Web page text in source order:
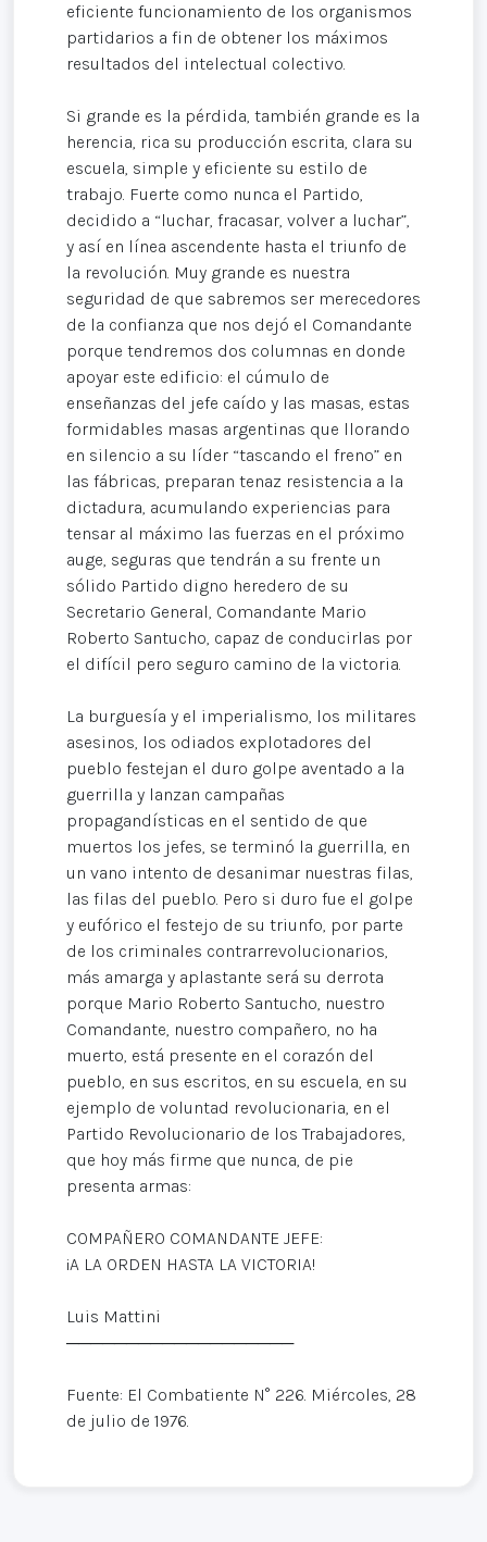
eficiente funcionamiento de los organismos
partidarios a fin de obtener los máximos
resultados del intelectual colectivo.
Si grande es la pérdida, también grande es la
herencia, rica su producción escrita, clara su
escuela, simple y eficiente su estilo de
trabajo. Fuerte como nunca el Partido,
decidido a “luchar, fracasar, volver a luchar”,
y así en línea ascendente hasta el triunfo de
la revolución. Muy grande es nuestra
seguridad de que sabremos ser merecedores
de la confianza que nos dejó el Comandante
porque tendremos dos columnas en donde
apoyar este edificio: el cúmulo de
enseñanzas del jefe caído y las masas, estas
formidables masas argentinas que llorando
en silencio a su líder “tascando el freno” en
las fábricas, preparan tenaz resistencia a la
dictadura, acumulando experiencias para
tensar al máximo las fuerzas en el próximo
auge, seguras que tendrán a su frente un
sólido Partido digno heredero de su
Secretario General, Comandante Mario
Roberto Santucho, capaz de conducirlas por
el difícil pero seguro camino de la victoria.
La burguesía y el imperialismo, los militares
asesinos, los odiados explotadores del
pueblo festejan el duro golpe aventado a la
guerrilla y lanzan campañas
propagandísticas en el sentido de que
muertos los jefes, se terminó la guerrilla, en
un vano intento de desanimar nuestras filas,
las filas del pueblo. Pero si duro fue el golpe
y eufórico el festejo de su triunfo, por parte
de los criminales contrarrevolucionarios,
más amarga y aplastante será su derrota
porque Mario Roberto Santucho, nuestro
Comandante, nuestro compañero, no ha
muerto, está presente en el corazón del
pueblo, en sus escritos, en su escuela, en su
ejemplo de voluntad revolucionaria, en el
Partido Revolucionario de los Trabajadores,
que hoy más firme que nunca, de pie
presenta armas:
COMPAÑERO COMANDANTE JEFE:
¡A LA ORDEN HASTA LA VICTORIA!
Luis Mattini
───────────────────
Fuente: El Combatiente N° 226. Miércoles, 28
de julio de 1976.